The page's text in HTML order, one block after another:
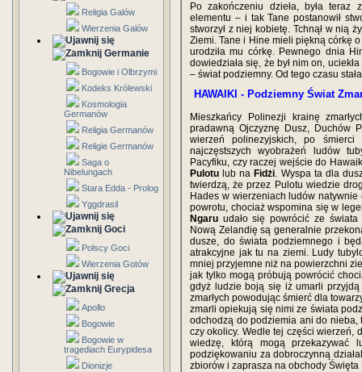
Religia Galów
Wierzenia Galów
Germanie
Bogowie i Olbrzymi
Kodeks Królewski
Kosmologia
Germanów
Religia Germanów
Religie Germanów
Saga o
Nibelungach
Stara Edda - Prolog
Yggdrasil
Goci
Polscy Goci
Wierzenia Gotów
Grecja
Apollo
Bogowie
Bogowie w
tragediach Eurypidesa
Dionizje
Po zakończeniu dzieła, była
elementu – i tak Tane postanowił
stworzył z niej kobietę. Tchnął w nią
Ziemi. Tane i Hine mieli piękną córkę
urodziła mu córkę. Pewnego dnia
dowiedziała się, że był nim on,
– świat podziemny. Od tego czasu
HAWAIKI - Podziemny Świat
Mieszkańcy Polinezji krainę
pradawną Ojczyznę Dusz, Duchów
wierzeń polinezyjskich, po
najczęstszych wyobrażeń ludów
Pacyfiku, czy raczej wejście do
Pulotu lub na Fidżi. Wyspa ta dla
twierdzą, że przez Pulotu wiedzie
Hades w wierzeniach ludów
powrotu, chociaż wspomina się w
Ngaru udało się powrócić ze
Nową Zelandię są generalnie
dusze, do świata podziemnego i
atrakcyjne jak tu na ziemi. Ludy
mniej przyjemne niż na powierzchni
jak tylko mogą próbują powrócić
gdyż ludzie boją się iż umarli
zmarłych powodując śmierć dla
zmarli opiekują się nimi ze świata
odchodzą do podziemia ani do
czy okolicy. Wedle tej części wierzeń,
wiedzę, którą mogą
podziękowaniu za dobroczynną
zbiorów i zaprasza na obchody Święta